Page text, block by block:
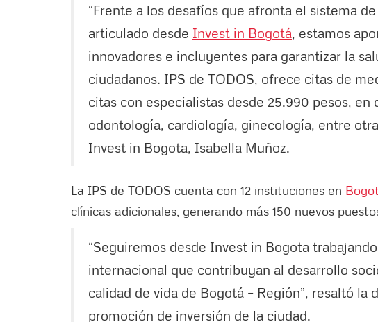
“Frente a los desafíos que afronta el sistema
articulado desde Invest in Bogotá , estamos
innovadores e incluyentes para garantizar la
ciudadanos. IPS de TODOS, ofrece citas de
citas con especialistas desde 25.990 pesos, en
odontología, cardiología, ginecología, entre
Invest in Bogota, Isabella Muñoz.
La IPS de TODOS cuenta con 12 instituciones en
clínicas adicionales, generando más 150 nuevos
“Seguiremos desde Invest in Bogota
internacional que contribuyan al desarrollo
calidad de vida de Bogotá – Región”, resaltó la
promoción de inversión de la ciudad.